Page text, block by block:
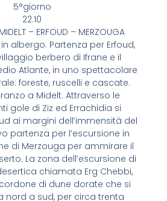
5°giorno
22.10
– ERFOUD – MERZOUGA
albergo. Partenza per Erfoud,
berbero di Ifrane e il
Atlante, in uno spettacolare
foreste, ruscelli e cascate.
a Midelt. Attraverso le
gole di Ziz ed Errachidia si
ai margini dell’immensità del
partenza per l’escursione in
di Merzouga per ammirare il
La zona dell’escursione di
chiamata Erg Chebbi,
di dune dorate che si
nord a sud, per circa trenta